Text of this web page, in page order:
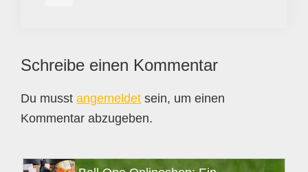
Leser-
Interaktionen
Schreibe einen Kommentar
Du musst angemeldet sein, um einen
Kommentar abzugeben.
Seitenspalte